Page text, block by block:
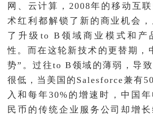
网、云计算，2008年的移动互
术红利都解锁了新的商业机会
了升级to B领域商业模式和产
性。而在这轮新技术的更替期，
势”。过往to B领域的薄弱，导
很低，当美国的Salesforce兼有
入和每年30%的增速时，中国
民币的传统企业服务公司却增